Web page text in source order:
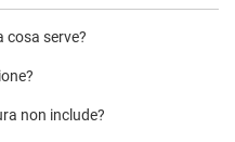
cosa serve?
non include?